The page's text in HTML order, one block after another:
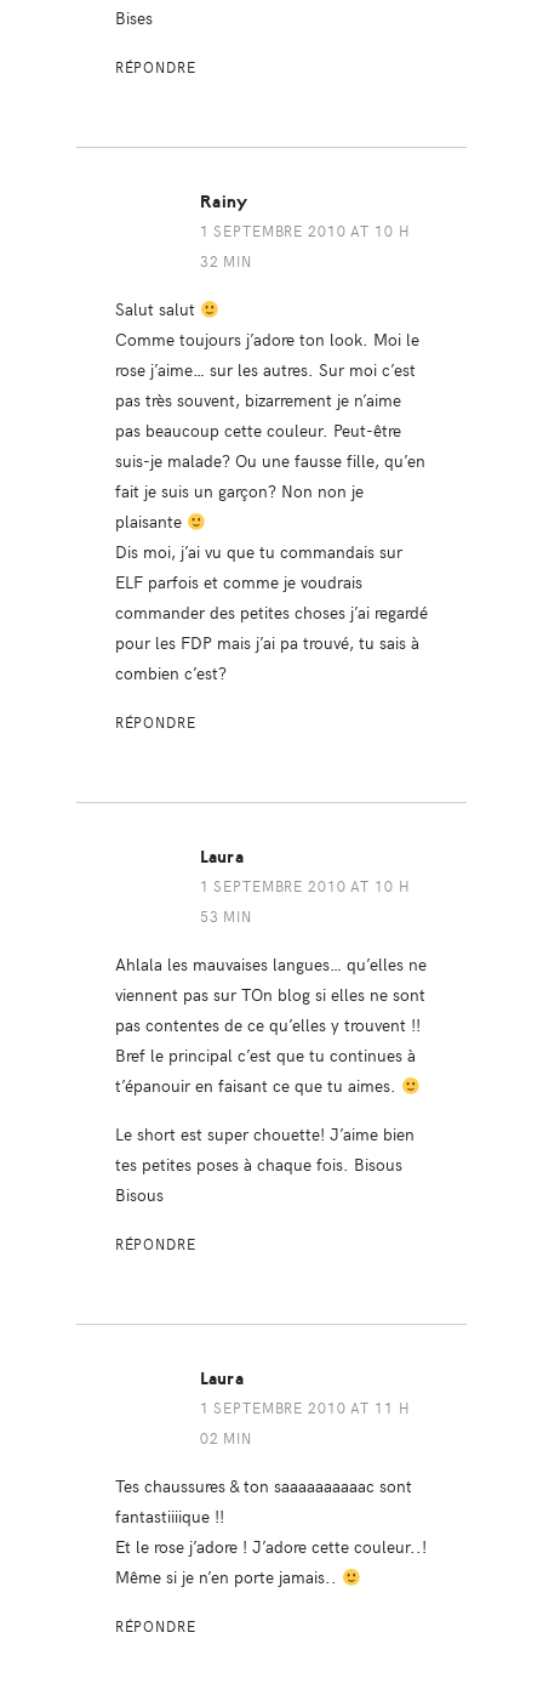
Bises
RÉPONDRE
Rainy
1 SEPTEMBRE 2010 AT 10 H
32 MIN
Salut salut
Comme toujours j’adore ton look. Moi le
rose j’aime… sur les autres. Sur moi c’est
pas très souvent, bizarrement je n’aime
pas beaucoup cette couleur. Peut-être
suis-je malade? Ou une fausse fille, qu’en
fait je suis un garçon? Non non je
plaisante
Dis moi, j’ai vu que tu commandais sur
ELF parfois et comme je voudrais
commander des petites choses j’ai regardé
pour les FDP mais j’ai pa trouvé, tu sais à
combien c’est?
RÉPONDRE
Laura
1 SEPTEMBRE 2010 AT 10 H
53 MIN
Ahlala les mauvaises langues… qu’elles ne
viennent pas sur TOn blog si elles ne sont
pas contentes de ce qu’elles y trouvent !!
Bref le principal c’est que tu continues à
t’épanouir en faisant ce que tu aimes.
Le short est super chouette! J’aime bien
tes petites poses à chaque fois. Bisous
Bisous
RÉPONDRE
Laura
1 SEPTEMBRE 2010 AT 11 H
02 MIN
Tes chaussures & ton saaaaaaaaaac sont
fantastiiiique !!
Et le rose j’adore ! J’adore cette couleur..!
Même si je n’en porte jamais..
RÉPONDRE